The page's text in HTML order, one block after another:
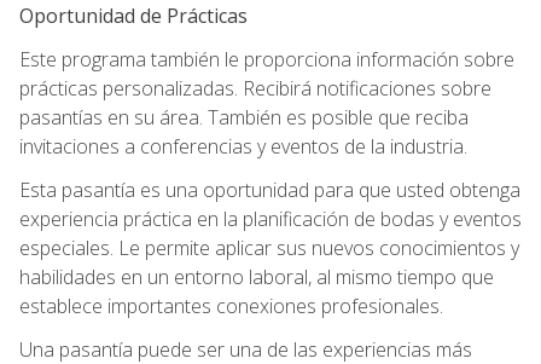
Oportunidad de Prácticas
Este programa también le proporciona información sobre
prácticas personalizadas. Recibirá notificaciones sobre
pasantías en su área. También es posible que reciba
invitaciones a conferencias y eventos de la industria.
Esta pasantía es una oportunidad para que usted obtenga
experiencia práctica en la planificación de bodas y eventos
especiales. Le permite aplicar sus nuevos conocimientos y
habilidades en un entorno laboral, al mismo tiempo que
establece importantes conexiones profesionales.
Una pasantía puede ser una de las experiencias más